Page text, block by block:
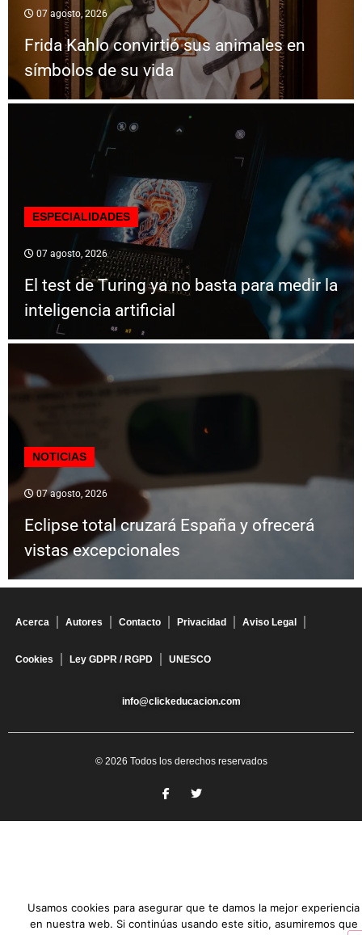
07 agosto, 2026
Frida Kahlo convirtió sus animales en
símbolos de su vida
ESPECIALIDADES
07 agosto, 2026
El test de Turing ya no basta para medir la
inteligencia artificial
NOTICIAS
07 agosto, 2026
Eclipse total cruzará España y ofrecerá
vistas excepcionales
Acerca Autores Contacto Privacidad Aviso Legal
Cookies Ley GDPR / RGPD UNESCO
info@clickeducacion.com
© 2026 Todos los derechos reservados
Usamos cookies para asegurar que te damos la mejor experiencia
en nuestra web. Si continúas usando este sitio, asumiremos que